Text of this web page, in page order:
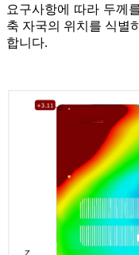
요구사항에 따라 두께
축 자국의 위치를 식별
합니다.